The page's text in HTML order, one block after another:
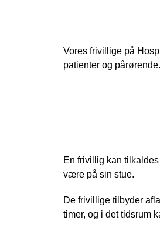
Vores frivillige på
patienter og pårørende.
En frivillig kan
være på sin stue.
De frivillige tilbyder
timer, og i det tidsrum